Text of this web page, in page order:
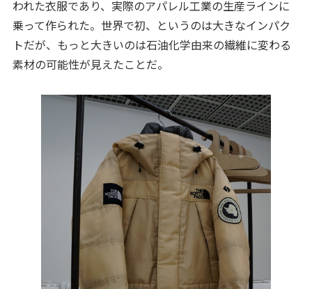
われた衣服であり、実際のアパレル工業の生産ラインに
乗って作られた。世界で初、というのは大きなインパク
トだが、もっと大きいのは石油化学由来の繊維に変わる
素材の可能性が見えたことだ。